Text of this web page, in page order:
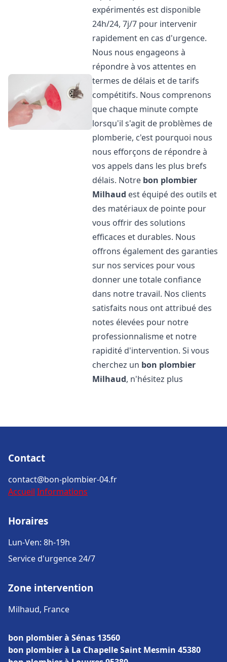
expérimentés est disponible
24h/24, 7j/7 pour intervenir
rapidement en cas d'urgence.
Nous nous engageons à
répondre à vos attentes en
termes de délais et de tarifs
compétitifs. Nous comprenons
que chaque minute compte
lorsqu'il s'agit de problèmes de
plomberie, c'est pourquoi nous
nous efforçons de répondre à
vos appels dans les plus brefs
délais. Notre bon plombier
Milhaud est équipé des outils et
des matériaux de pointe pour
vous offrir des solutions
efficaces et durables. Nous
offrons également des garanties
sur nos services pour vous
donner une totale confiance
dans notre travail. Nos clients
satisfaits nous ont attribué des
notes élevées pour notre
professionnalisme et notre
rapidité d'intervention. Si vous
cherchez un bon plombier
Milhaud, n'hésitez plus
Contact
contact@bon-plombier-04.fr
Accueil Informations
Horaires
Lun-Ven: 8h-19h
Service d'urgence 24/7
Zone intervention
Milhaud, France
bon plombier à Sénas 13560
bon plombier à La Chapelle Saint Mesmin 45380